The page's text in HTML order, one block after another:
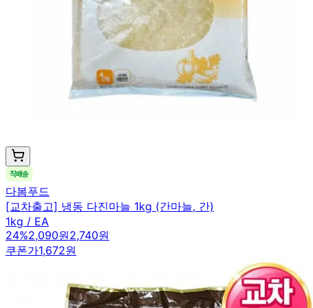
다봄푸드
[교차출고] 냉동 다진마늘 1kg (간마늘, 간)
1kg / EA
24%2,090원2,740원
쿠폰가1,672원